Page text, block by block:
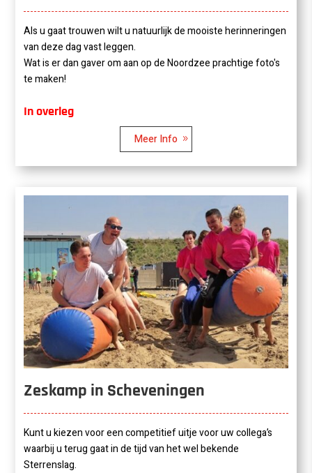
Als u gaat trouwen wilt u natuurlijk de mooiste herinneringen
van deze dag vast leggen.
Wat is er dan gaver om aan op de Noordzee prachtige foto's
te maken!
In overleg
Meer Info
Zeskamp in Scheveningen
Kunt u kiezen voor een competitief uitje voor uw collega’s
waarbij u terug gaat in de tijd van het wel bekende
Sterrenslag.